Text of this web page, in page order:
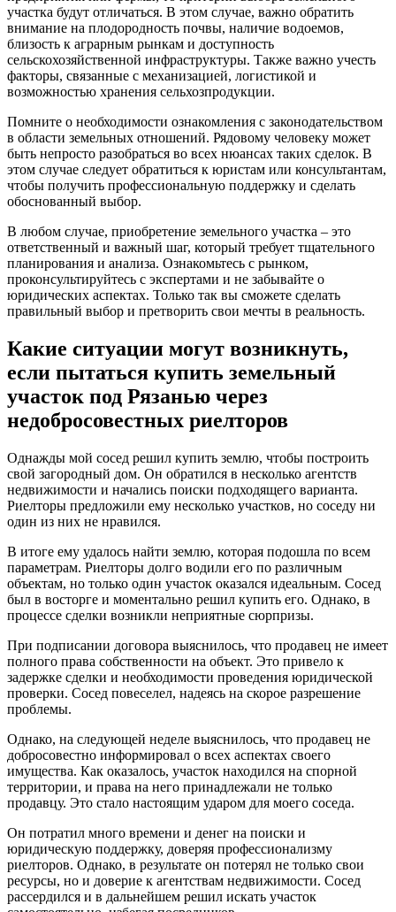
участка будут отличаться. В этом случае, важно обратить
внимание на плодородность почвы, наличие водоемов,
близость к аграрным рынкам и доступность
сельскохозяйственной инфраструктуры. Также важно учесть
факторы, связанные с механизацией, логистикой и
возможностью хранения сельхозпродукции.
Помните о необходимости ознакомления с законодательством
в области земельных отношений. Рядовому человеку может
быть непросто разобраться во всех нюансах таких сделок. В
этом случае следует обратиться к юристам или консультантам,
чтобы получить профессиональную поддержку и сделать
обоснованный выбор.
В любом случае, приобретение земельного участка – это
ответственный и важный шаг, который требует тщательного
планирования и анализа. Ознакомьтесь с рынком,
проконсультируйтесь с экспертами и не забывайте о
юридических аспектах. Только так вы сможете сделать
правильный выбор и претворить свои мечты в реальность.
Какие ситуации могут возникнуть,
если пытаться купить земельный
участок под Рязанью через
недобросовестных риелторов
Однажды мой сосед решил купить землю, чтобы построить
свой загородный дом. Он обратился в несколько агентств
недвижимости и начались поиски подходящего варианта.
Риелторы предложили ему несколько участков, но соседу ни
один из них не нравился.
В итоге ему удалось найти землю, которая подошла по всем
параметрам. Риелторы долго водили его по различным
объектам, но только один участок оказался идеальным. Сосед
был в восторге и моментально решил купить его. Однако, в
процессе сделки возникли неприятные сюрпризы.
При подписании договора выяснилось, что продавец не имеет
полного права собственности на объект. Это привело к
задержке сделки и необходимости проведения юридической
проверки. Сосед повеселел, надеясь на скорое разрешение
проблемы.
Однако, на следующей неделе выяснилось, что продавец не
добросовестно информировал о всех аспектах своего
имущества. Как оказалось, участок находился на спорной
территории, и права на него принадлежали не только
продавцу. Это стало настоящим ударом для моего соседа.
Он потратил много времени и денег на поиски и
юридическую поддержку, доверяя профессионализму
риелторов. Однако, в результате он потерял не только свои
ресурсы, но и доверие к агентствам недвижимости. Сосед
рассердился и в дальнейшем решил искать участок